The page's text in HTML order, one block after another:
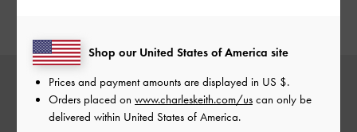
Shop our United States of America site
Prices and payment amounts are displayed in US $.
Orders placed on www.charleskeith.com/us can only be
delivered within United States of America.